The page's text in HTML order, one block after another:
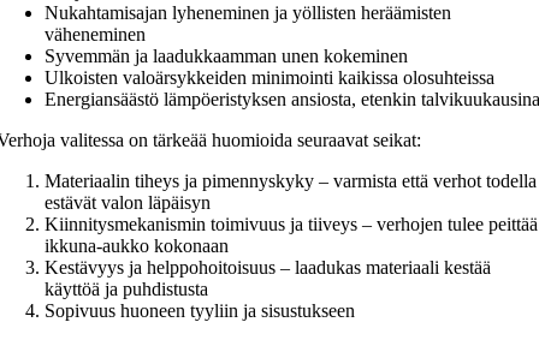
Nukahtamisajan lyheneminen ja yöllisten heräämisten
väheneminen
Syvemmän ja laadukkaamman unen kokeminen
Ulkoisten valoärsykkeiden minimointi kaikissa olosuhteissa
Energiansäästö lämpöeristyksen ansiosta, etenkin
valitessa on tärkeää huomioida seuraavat seikat:
Materiaalin tiheys ja pimennyskyky – varmista että verhot todella
estävät valon läpäisyn
Kiinnitysmekanismin toimivuus ja tiiveys – verhojen tulee peittää
ikkuna-aukko kokonaan
Kestävyys ja helppohoitoisuus – laadukas materiaali kestää
käyttöä ja puhdistusta
Sopivuus huoneen tyyliin ja sisustukseen